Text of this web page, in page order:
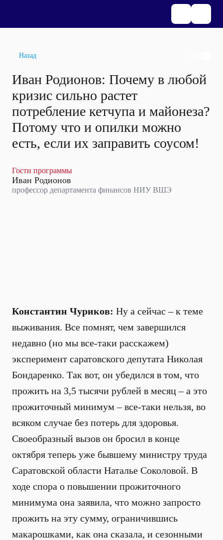
Назад
Иван Родионов: Почему в любой
кризис сильно растет
потребление кетчупа и майонеза?
Потому что и опилки можно
есть, если их заправить соусом!
Гости программы
Иван Родионов
профессор департамента финансов НИУ ВШЭ
Константин Чуриков: Ну а сейчас – к теме
выживания. Все помнят, чем завершился
недавно (но мы все-таки расскажем)
эксперимент саратовского депутата Николая
Бондаренко. Так вот, он убедился в том, что
прожить на 3,5 тысячи рублей в месяц – а это
прожиточный минимум – все-таки нельзя, во
всяком случае без потерь для здоровья.
Своеобразный вызов он бросил в конце
октября теперь уже бывшему министру труда
Саратовской области Наталье Соколовой. В
ходе спора о повышении прожиточного
минимума она заявила, что можно запросто
прожить на эту сумму, ограничившись
макарошками, как она сказала, и сезонными